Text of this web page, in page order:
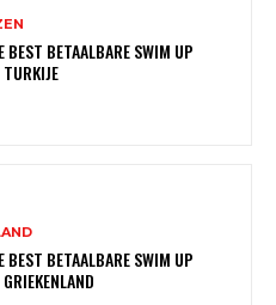
BEST BETAALBARE SWIM UP
BEST BETAALBARE SWIM UP